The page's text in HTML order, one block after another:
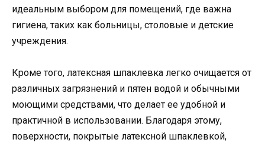
идеальным выбором для помещений, где важна
гигиена, таких как больницы, столовые и детские
учреждения.
Кроме того, латексная шпаклевка легко очищается от
различных загрязнений и пятен водой и обычными
моющими средствами, что делает ее удобной и
практичной в использовании. Благодаря этому,
поверхности, покрытые латексной шпаклевкой,